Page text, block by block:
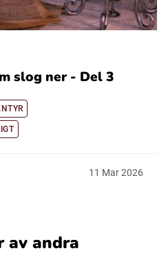
slog ner - Del 3
11 Mar2026
av andra